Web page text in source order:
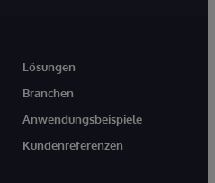
Lösungen
Branchen
Anwendungsbeispiele
Kundenreferenzen